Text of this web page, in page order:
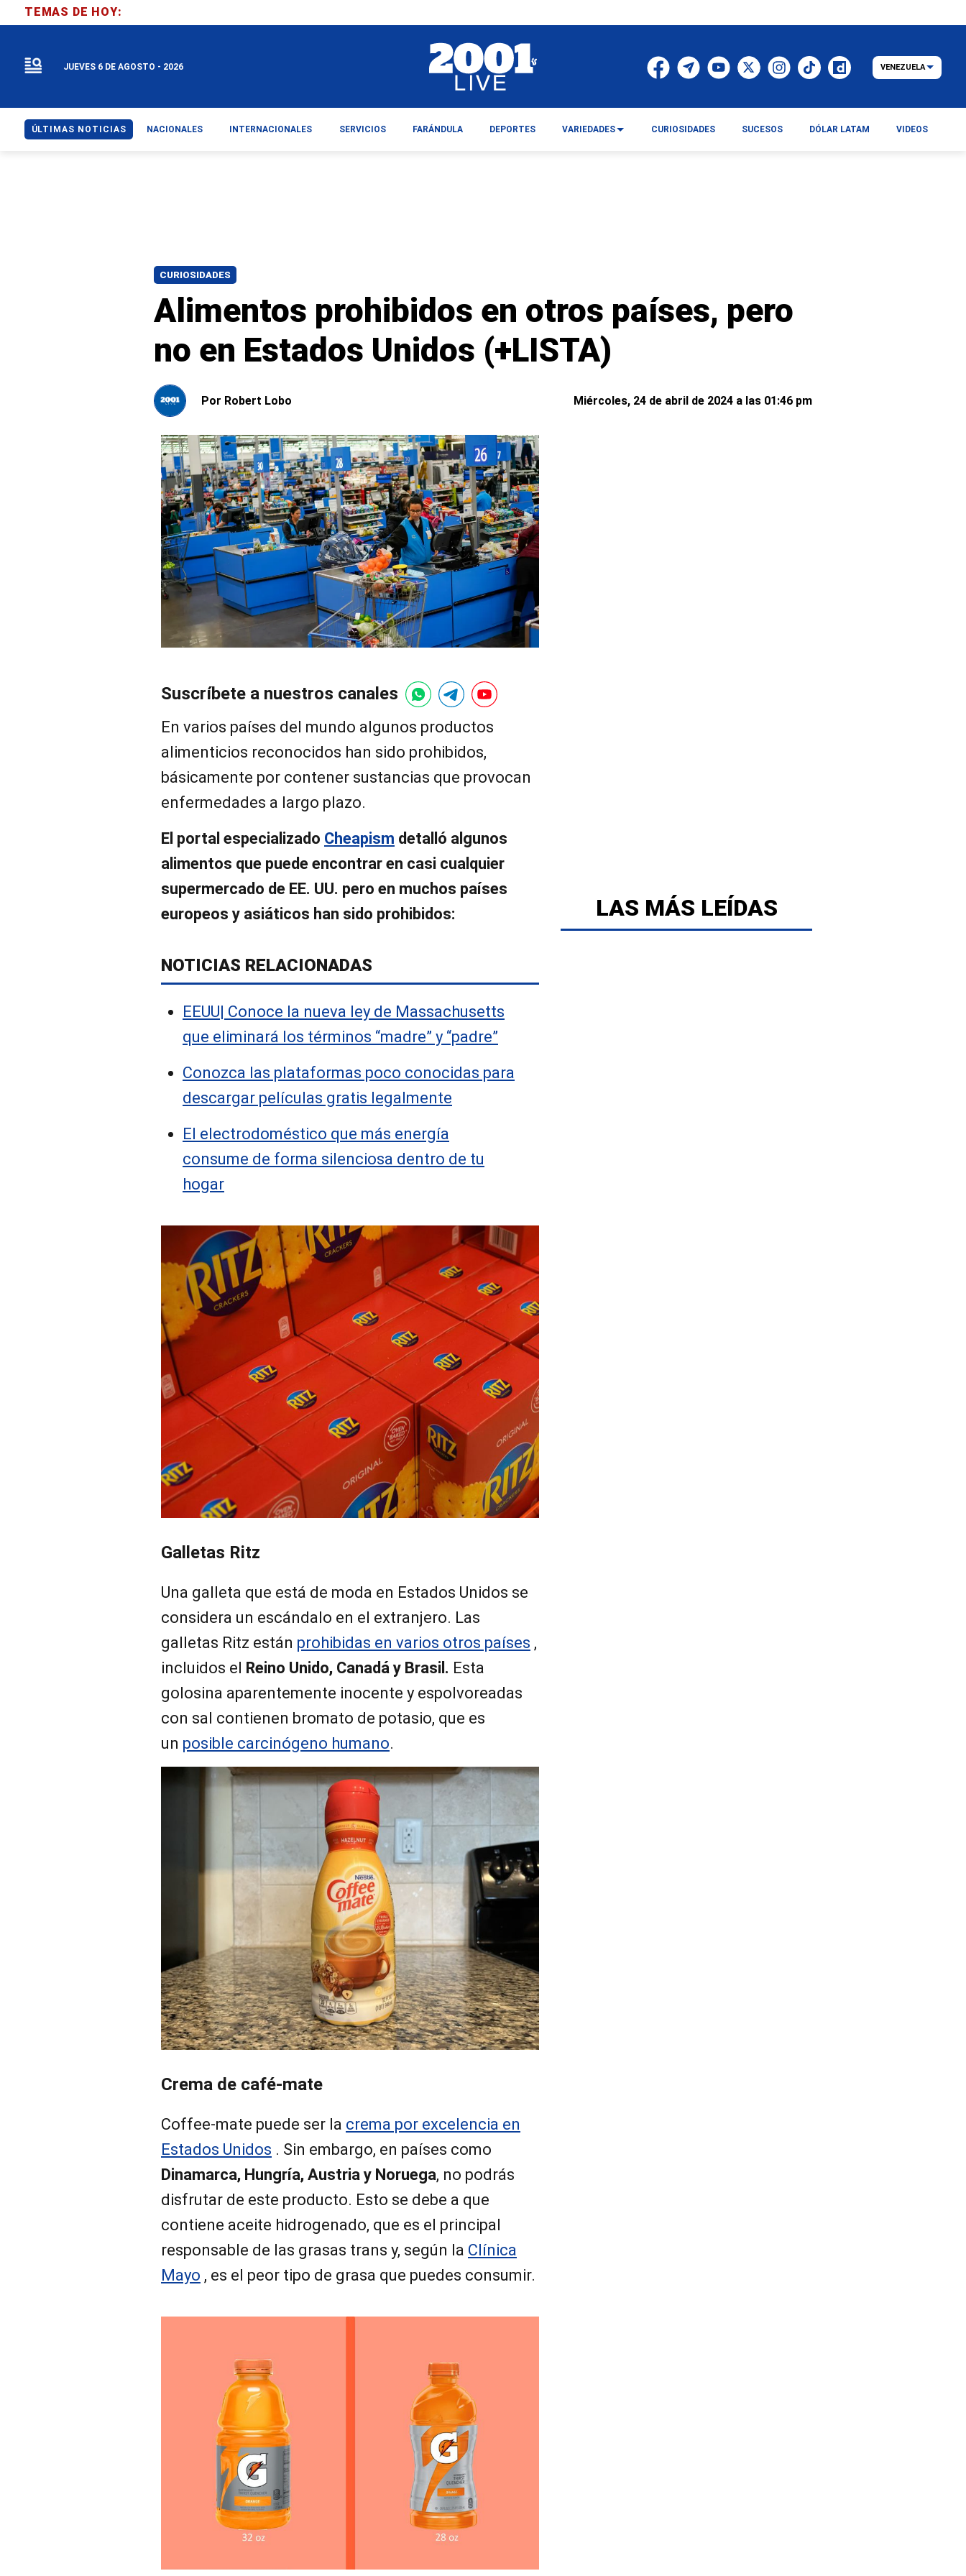
CURIOSIDADES
Alimentos prohibidos en otros países, pero
no en Estados Unidos (+LISTA)
Por Robert Lobo Miércoles, 24 de abril de 2024 a las 01:46 pm
Suscríbete a nuestros canales
En varios países del mundo algunos productos
alimenticios reconocidos han sido prohibidos,
básicamente por contener sustancias que provocan
enfermedades a largo plazo.
El portal especializado Cheapism detalló algunos
alimentos que puede encontrar en casi cualquier
supermercado de EE. UU. pero en muchos países
europeos y asiáticos han sido prohibidos:
NOTICIAS RELACIONADAS
EEUU| Conoce la nueva ley de Massachusetts
que eliminará los términos “madre” y “padre”
Conozca las plataformas poco conocidas para
descargar películas gratis legalmente
El electrodoméstico que más energía
consume de forma silenciosa dentro de tu
hogar
Galletas Ritz
Una galleta que está de moda en Estados Unidos se
considera un escándalo en el extranjero. Las
galletas Ritz están prohibidas en varios otros países ,
incluidos el Reino Unido, Canadá y Brasil. Esta
golosina aparentemente inocente y espolvoreadas
con sal contienen bromato de potasio, que es
un posible carcinógeno humano.
Crema de café-mate
Coffee-mate puede ser la crema por excelencia en
Estados Unidos . Sin embargo, en países como
Dinamarca, Hungría, Austria y Noruega, no podrás
disfrutar de este producto. Esto se debe a que
contiene aceite hidrogenado, que es el principal
responsable de las grasas trans y, según la Clínica
Mayo , es el peor tipo de grasa que puedes consumir.
LAS MÁS LEÍDAS
TEMAS DE HOY:
JUEVES 6 DE AGOSTO - 2026 VENEZUELA
ÚLTIMAS NOTICIAS NACIONALES INTERNACIONALES SERVICIOS FARÁNDULA DEPORTES VARIEDADES CURIOSIDADES SUCESOS DÓLAR LATAM VIDEOS